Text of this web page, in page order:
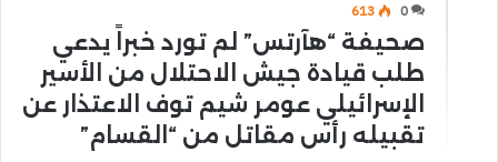
0
613
صحيفة “هآرتس” لم تورد خبراً يدعي
طلب قيادة جيش الاحتلال من الأسير
الإسرائيلي عومر شيم توف الاعتذار عن
تقبيله رأس مقاتل من “القسام”